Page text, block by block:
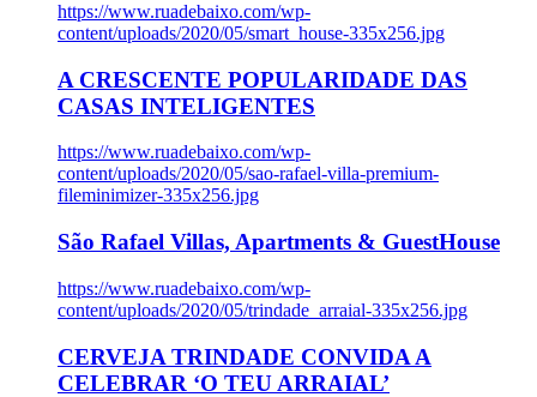
https://www.ruadebaixo.com/wp-
content/uploads/2020/05/smart_house-335x256.jpg
A CRESCENTE POPULARIDADE DAS
CASAS INTELIGENTES
https://www.ruadebaixo.com/wp-
content/uploads/2020/05/sao-rafael-villa-premium-
fileminimizer-335x256.jpg
São Rafael Villas, Apartments & GuestHouse
https://www.ruadebaixo.com/wp-
content/uploads/2020/05/trindade_arraial-335x256.jpg
CERVEJA TRINDADE CONVIDA A
CELEBRAR ‘O TEU ARRAIAL’